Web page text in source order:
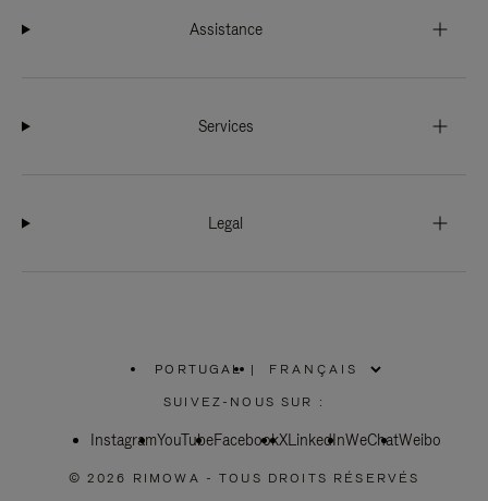
Assistance
Services
Legal
PORTUGAL
SÉLECTIONNEZ
VOTRE
|
SUIVEZ-NOUS SUR :
InstagramYouTubeFacebookXLinkedInWeChatWeibo
© 2026 RIMOWA - TOUS DROITS RÉSERVÉS